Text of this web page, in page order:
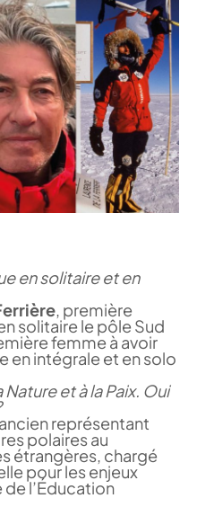
en solitaire et en
, première
solitaire le pôle Sud
femme à avoir
en intégrale et en solo
et à la Paix. Oui
représentant
polaires au
étrangères, chargé
pour les enjeux
l’Éducation